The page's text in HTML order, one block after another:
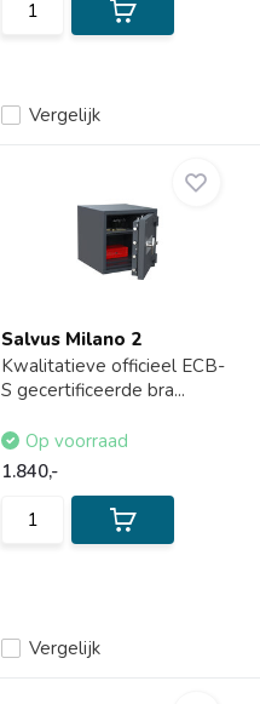
Vergelijk
Salvus Milano 2
Kwalitatieve officieel ECB-
S gecertificeerde bra...
Vergelijk
Op voorraad
1.840,-